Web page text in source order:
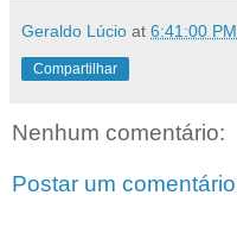
Geraldo Lúcio at 6:41:00 PM
Compartilhar
Nenhum comentário:
Postar um comentário